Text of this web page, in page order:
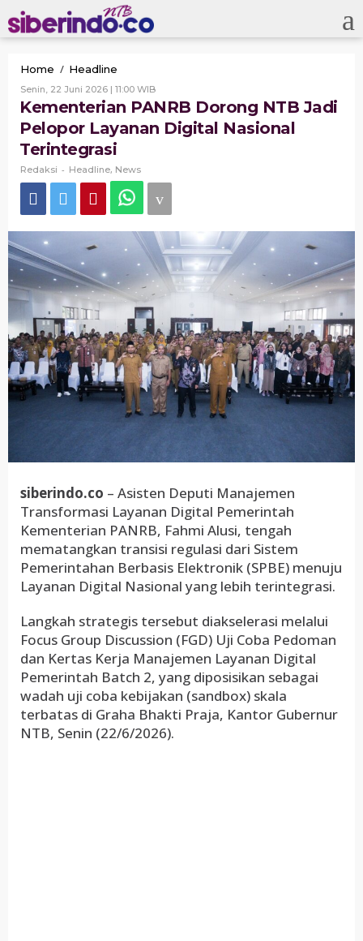
to
content
Home / Headline
PANRB
Dorong
NTB
Jadi
Digital
Nasional
Terintegrasi
Senin, 22 Juni 2026 | 11:00 WIBOleh
Redaksi
Kementerian PANRB Dorong NTB Jadi
Pelopor Layanan Digital Nasional
Terintegrasi
Redaksi - Headline, News
siberindo.co – Asisten Deputi Manajemen
Transformasi Layanan Digital Pemerintah
Kementerian PANRB, Fahmi Alusi, tengah
mematangkan transisi regulasi dari Sistem
Pemerintahan Berbasis Elektronik (SPBE) menuju
Layanan Digital Nasional yang lebih terintegrasi.
Langkah strategis tersebut diakselerasi melalui
Focus Group Discussion (FGD) Uji Coba Pedoman
dan Kertas Kerja Manajemen Layanan Digital
Pemerintah Batch 2, yang diposisikan sebagai
wadah uji coba kebijakan (sandbox) skala
terbatas di Graha Bhakti Praja, Kantor Gubernur
NTB, Senin (22/6/2026).